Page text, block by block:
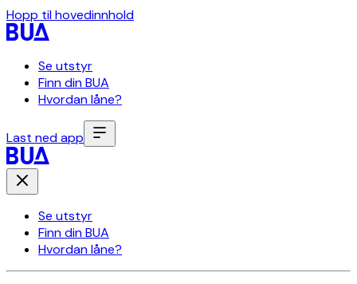
Hopp til hovedinnhold
Se utstyr
Finn din BUA
Hvordan låne?
Last ned app
Se utstyr
Finn din BUA
Hvordan låne?